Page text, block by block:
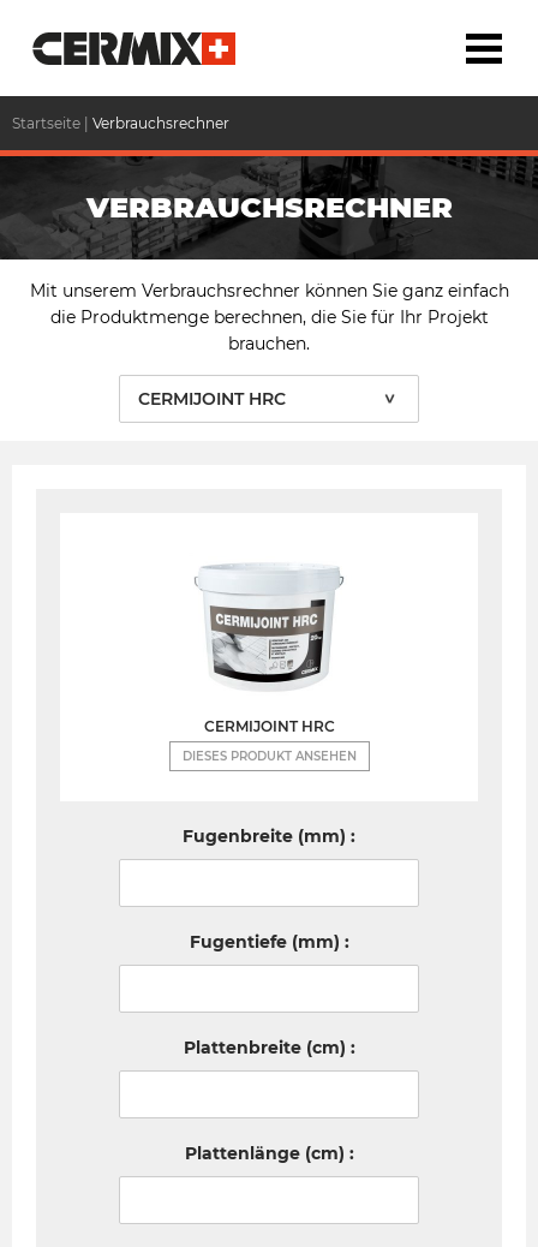
Startseite Verbrauchsrechner
VERBRAUCHSRECHNER
Mit unserem Verbrauchsrechner können Sie ganz einfach
die Produktmenge berechnen, die Sie für Ihr Projekt
brauchen.
CERMIJOINT HRC
DIESES PRODUKT ANSEHEN
Fugenbreite (mm) :
Fugentiefe (mm) :
Plattenbreite (cm) :
Plattenlänge (cm) :